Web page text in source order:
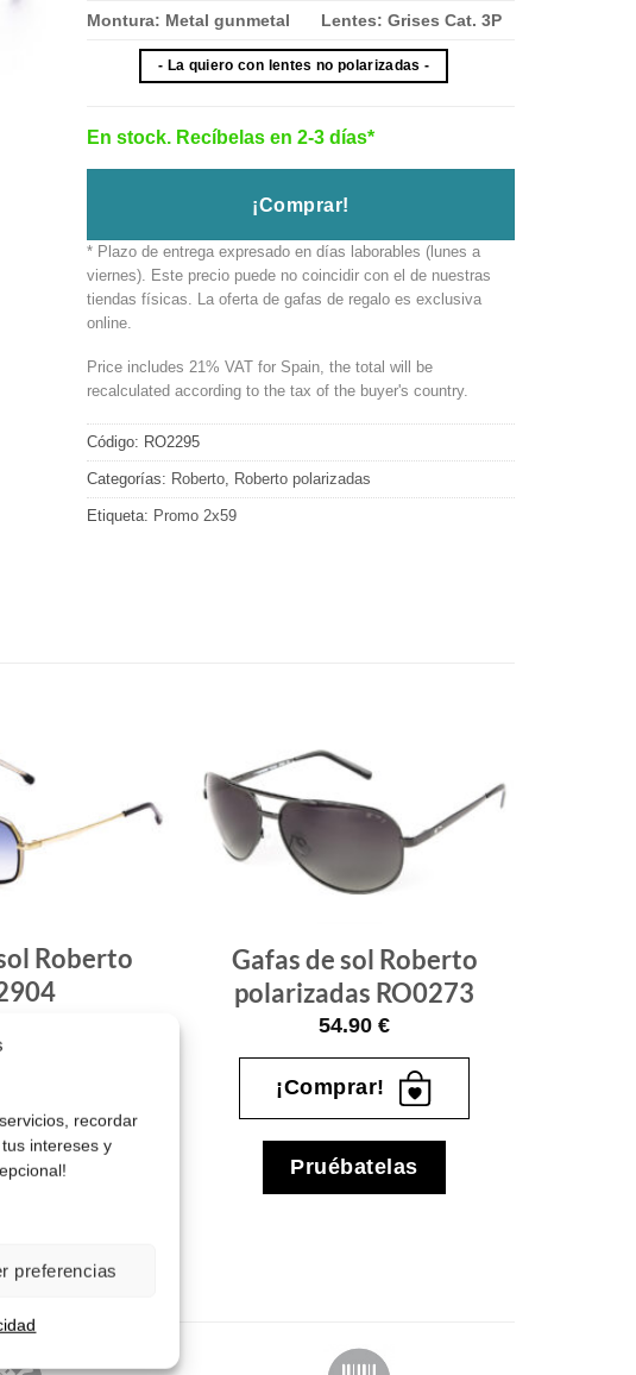
recordar
intereses y
preferencias
Montura: Metal gunmetal Lentes: Grises Cat. 3P
- La quiero con lentes no polarizadas -
En stock. Recíbelas en 2-3 días*
¡Comprar!
* Plazo de entrega expresado en días laborables (lunes a
viernes). Este precio puede no coincidir con el de nuestras
tiendas físicas. La oferta de gafas de regalo es exclusiva
online.
Price includes 21% VAT for Spain, the total will be
recalculated according to the tax of the buyer's country.
Código: RO2295
Categorías: Roberto Roberto polarizadas
Etiqueta: Promo 2x59
de sol
Roberto
Gafas
de sol
Gafas de sol Roberto
polarizadas RO0273
54.90 €
¡Comprar!
Pruébatelas